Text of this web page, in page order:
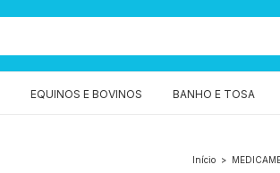
EQUINOS E BOVINOS BANHO E TOSA
Início >